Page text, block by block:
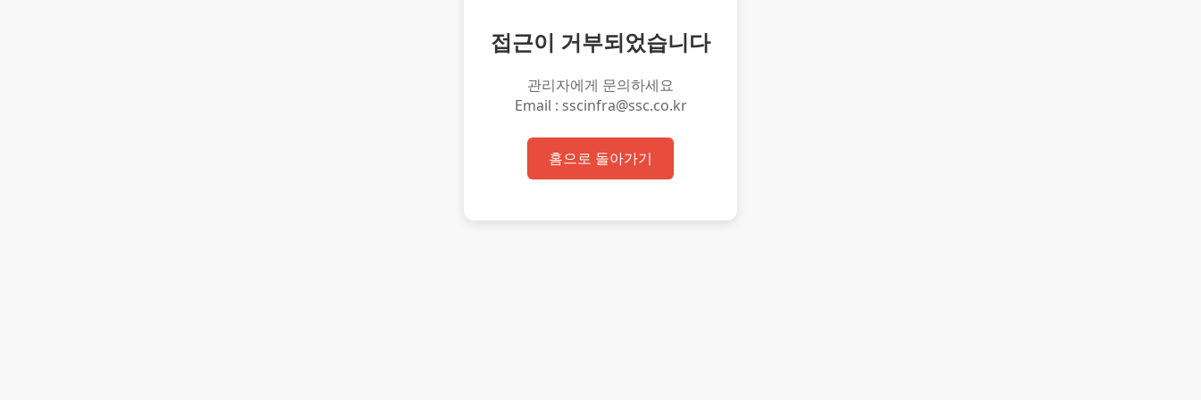
접근이 거부되었습니다
관리자에게 문의하세요
Email : sscinfra@ssc.co.kr
홈으로 돌아가기